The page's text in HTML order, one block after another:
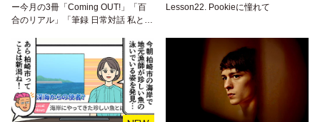
ー今月の3冊「Coming OUT!」「百
合のリアル」「筆録 日常対話 私と同
Lesson22. Pookieに憧れて